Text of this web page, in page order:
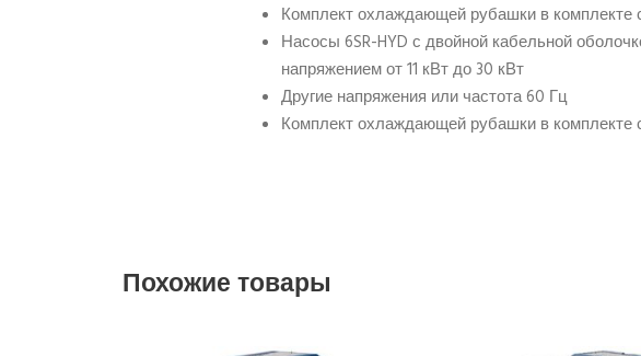
Комплект охлаждающей рубашки в комплекте
Насосы 6SR-HYD с двойной кабельной
напряжением от 11 кВт до 30 кВт
Другие напряжения или частота 60 Гц
Комплект охлаждающей рубашки в комплекте
Похожие товары